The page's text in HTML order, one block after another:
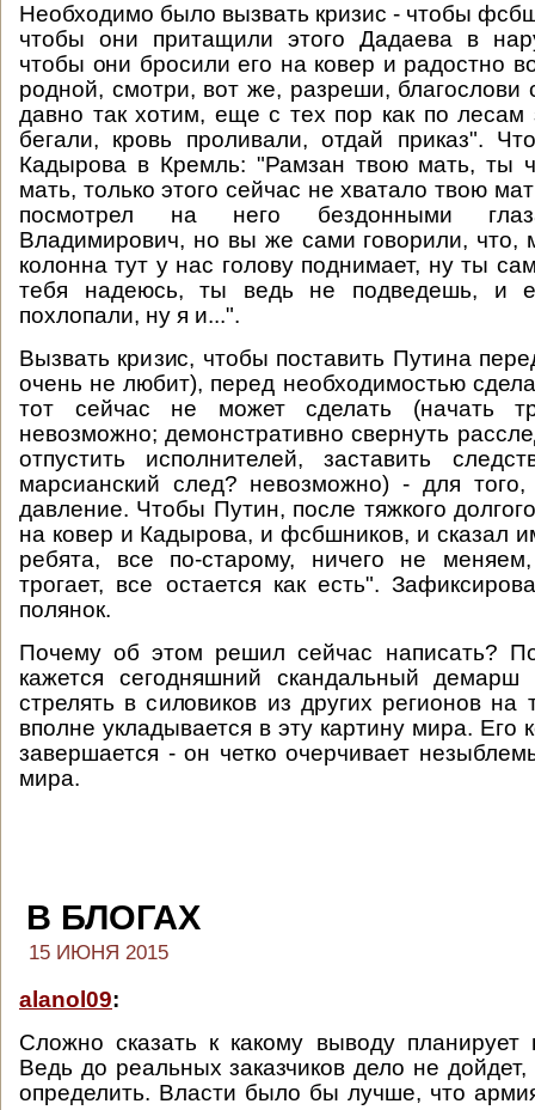
Необходимо было вызвать кризис - чтобы
чтобы они притащили этого Дадаева в
чтобы они бросили его на ковер и радостно
родной, смотри, вот же, разреши, благослови
давно так хотим, еще с тех пор как по
бегали, кровь проливали, отдай приказ".
Кадырова в Кремль: "Рамзан твою мать, ты
мать, только этого сейчас не хватало твою
посмотрел на него бездонными
Владимирович, но вы же сами говорили, что,
колонна тут у нас голову поднимает, ну ты
тебя надеюсь, ты ведь не подведешь, и
похлопали, ну я и...".
Вызвать кризис, чтобы поставить Путина
очень не любит), перед необходимостью
тот сейчас не может сделать (начать
невозможно; демонстративно свернуть
отпустить исполнителей, заставить
марсианский след? невозможно) - для того,
давление. Чтобы Путин, после тяжкого
на ковер и Кадырова, и фсбшников, и сказал
ребята, все по-старому, ничего не
трогает, все остается как есть".
полянок.
Почему об этом решил сейчас написать?
кажется сегодняшний скандальный демарш
стрелять в силовиков из других регионов на
вполне укладывается в эту картину мира. Его
завершается - он четко очерчивает
мира.
В БЛОГАХ
15 ИЮНЯ 2015
alanol09:
Сложно сказать к какому выводу планирует
Ведь до реальных заказчиков дело не
определить. Власти было бы лучше, что